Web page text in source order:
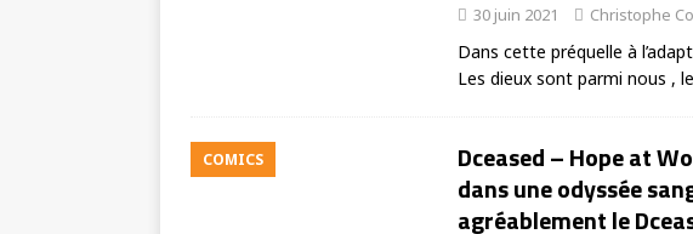
30 juin 2021 Christophe
Dans cette préquelle à
Les dieux sont parmi nous ,
COMICS
Dceased – Hope at
dans une odyssée
agréablement le